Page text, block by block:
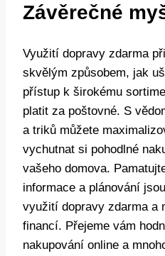
Závěrečné
Využití dopravy zdarma
skvělým způsobem, jak
přístup k širokému
platit za poštovné. S
a triků můžete
vychutnat si pohodlné
vašeho domova.
informace a plánování
využití dopravy zdarma a
financí. Přejeme vám
nakupování online a